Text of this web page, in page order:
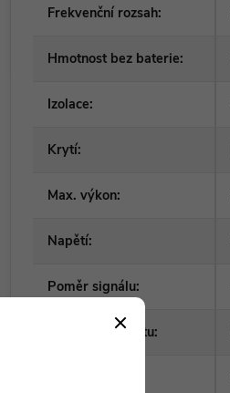
Frekvenční rozsah:
Hmotnost bez baterie:
Izolace:
Krytí:
Max. výkon:
Napětí:
Poměr signálu:
Rozměr produktu: